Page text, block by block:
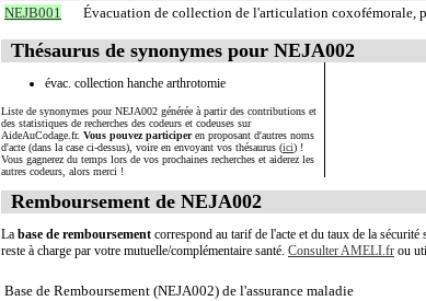
NEJB001 Évacuation de collection de l'articulation coxofémorale,
Thésaurus de synonymes pour NEJA002
évac. collection hanche arthrotomie
Liste de synonymes pour NEJA002 générée à partir des contributions et
des statistiques de recherches des codeurs et codeuses sur
AideAuCodage.fr. Vous pouvez participeren proposant d'autres noms
d'acte (dans la case ci-dessus), voire en envoyant vos thésaurus (ici) !
Vous gagnerez du temps lors de vos prochaines recherches et aiderez les
autres codeurs, alors merci !
Remboursement de NEJA002
La base de remboursement correspond au tarif de l'acte et du taux de la
reste à charge par votre mutuelle/complémentaire santé. Consulter AMELI.fr ou
Base de Remboursement (NEJA002) de l'assurance maladie